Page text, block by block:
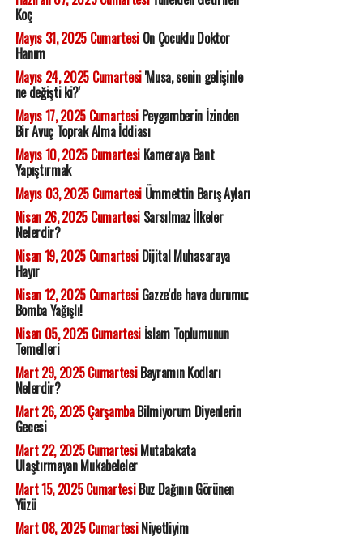
Koç
Mayıs 31, 2025 CumartesiOn Çocuklu Doktor
Hanım
Mayıs 24, 2025 Cumartesi'Musa, senin gelişinle
ne değişti ki?'
Mayıs 17, 2025 CumartesiPeygamberin İzinden
Bir Avuç Toprak Alma İddiası
Mayıs 10, 2025 CumartesiKameraya Bant
Yapıştırmak
Mayıs 03, 2025 CumartesiÜmmettin Barış Ayları
Nisan 26, 2025 CumartesiSarsılmaz İlkeler
Nelerdir?
Nisan 19, 2025 CumartesiDijital Muhasaraya
Hayır
Nisan 12, 2025 CumartesiGazze'de hava durumu;
Bomba Yağışlı!
Nisan 05, 2025 Cumartesiİslam Toplumunun
Temelleri
Mart 29, 2025 CumartesiBayramın Kodları
Nelerdir?
Mart 26, 2025 ÇarşambaBilmiyorum Diyenlerin
Gecesi
Mart 22, 2025 CumartesiMutabakata
Ulaştırmayan Mukabeleler
Mart 15, 2025 CumartesiBuz Dağının Görünen
Yüzü
Mart 08, 2025 CumartesiNiyetliyim